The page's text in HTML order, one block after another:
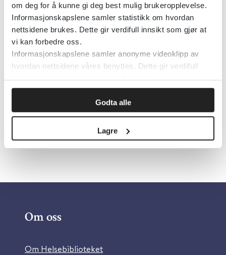
om deg for å kunne gi deg best mulig brukeropplevelse.
Informasjonskapslene samler statistikk om hvordan
nettsidene brukes. Dette gir verdifull innsikt som gjør at
vi kan forbedre oss.
Informasjonskapslene samler anonyme videoklipp av
hvordan nettsidene våres benyttes. Dette gir verdifull
innsikt som gjør at vi kan forbedre oss.
Godta alle
Lagre
Application Access» øverst til høyre
påIBM Micromedex-startsiden. På den
siden du kommer til, finner du
"Micromedex Apps on Mobile Devices"
helt nederst. Denne lenken fører til siden
med passordene.
Om oss
Om Helsebiblioteket